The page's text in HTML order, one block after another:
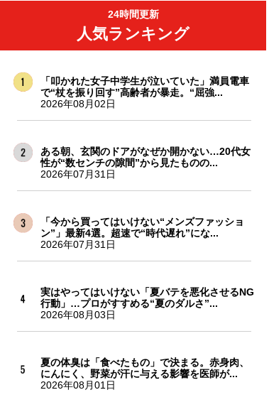
24時間更新
人気ランキング
「叩かれた女子中学生が泣いていた」満員電車
で“杖を振り回す”高齢者が暴走。“屈強...
2026年08月02日
ある朝、玄関のドアがなぜか開かない…20代女
性が“数センチの隙間”から見たものの...
2026年07月31日
「今から買ってはいけない“メンズファッショ
ン”」最新4選。超速で“時代遅れ”にな...
2026年07月31日
実はやってはいけない「夏バテを悪化させるNG
行動」…プロがすすめる“夏のダルさ”...
2026年08月03日
夏の体臭は「食べたもの」で決まる。赤身肉、
にんにく、野菜が汗に与える影響を医師が...
2026年08月01日